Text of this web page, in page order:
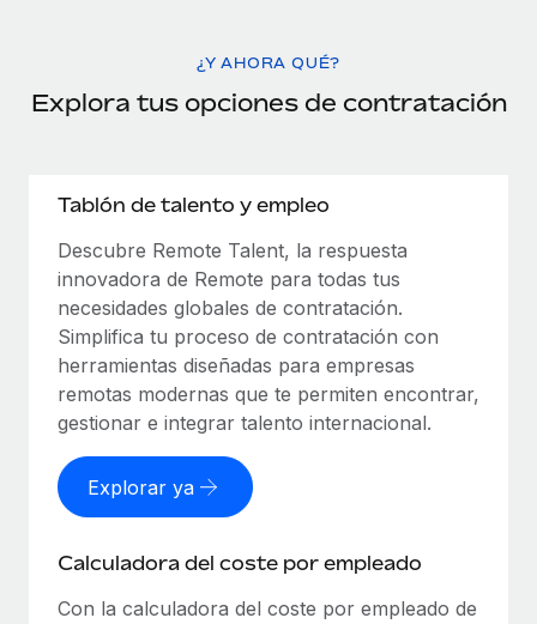
¿Y AHORA QUÉ?
Explora tus opciones de contratación
Tablón de talento y empleo
Descubre Remote Talent, la respuesta
innovadora de Remote para todas tus
necesidades globales de contratación.
Simplifica tu proceso de contratación con
herramientas diseñadas para empresas
remotas modernas que te permiten encontrar,
gestionar e integrar talento internacional.
Explorar ya
Calculadora del coste por empleado
Con la calculadora del coste por empleado de